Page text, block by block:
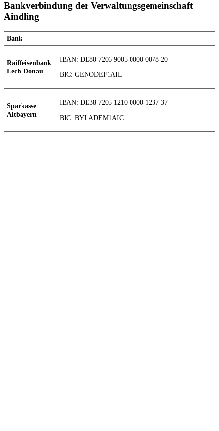
Bankverbindung der Verwaltungsgemeinschaft
Aindling
Bank
Raiffeisenbank
Lech-Donau
IBAN: DE80 7206 9005 0000 0078 20
BIC: GENODEF1AIL
Sparkasse
Altbayern
IBAN: DE38 7205 1210 0000 1237 37
BIC: BYLADEM1AIC